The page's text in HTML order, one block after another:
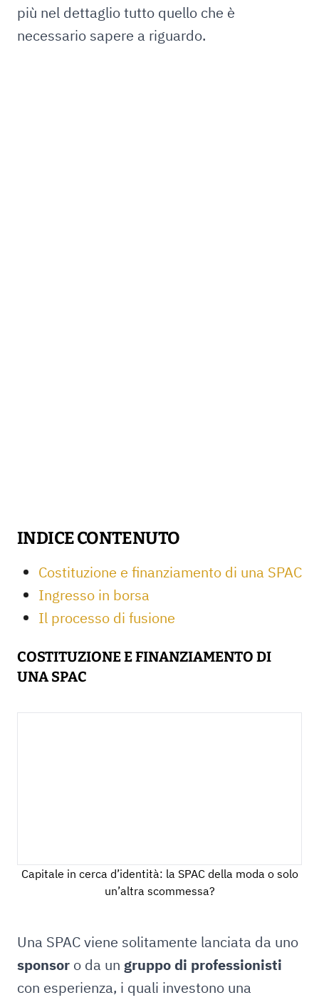
più nel dettaglio tutto quello che è
necessario sapere a riguardo.
INDICE CONTENUTO
Costituzione e finanziamento di una SPAC
Ingresso in borsa
Il processo di fusione
COSTITUZIONE E FINANZIAMENTO DI
UNA SPAC
Capitale in cerca d’identità: la SPAC della moda o solo
un’altra scommessa?
Una SPAC viene solitamente lanciata da uno
sponsor o da un gruppo di professionisti
con esperienza, i quali investono una